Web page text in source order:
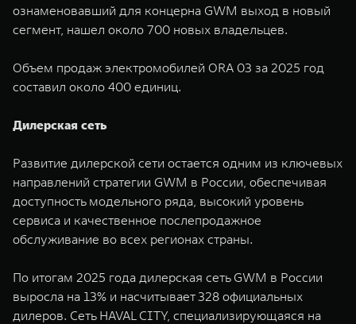
ознаменовавший для концерна GWM выход в новый
сегмент, нашел около 700 новых владельцев.
Объем продаж электромобилей ORA 03 за 2025 год
составил около 400 единиц.
Дилерская сеть
Развитие дилерской сети остается одним из ключевых
направлений стратегии GWM в России, обеспечивая
доступность модельного ряда, высокий уровень
сервиса и качественное послепродажное
обслуживание во всех регионах страны.
По итогам 2025 года дилерская сеть GWM в России
выросла на 13% и насчитывает 328 официальных
дилеров. Сеть HAVAL CITY, специализирующаяся на